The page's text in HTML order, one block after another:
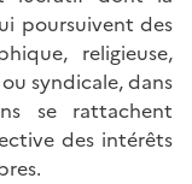
poursuivent des
religieuse,
syndicale, dans
se rattachent
des intérêts